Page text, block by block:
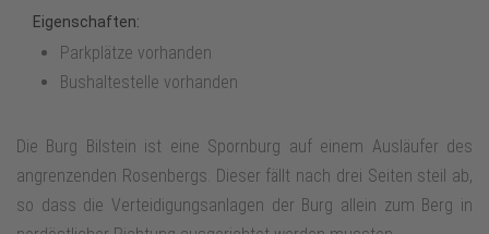
Eigenschaften:
Parkplätze vorhanden
Bushaltestelle vorhanden
Die Burg Bilstein ist eine Spornburg auf einem Ausläufer des
angrenzenden Rosenbergs. Dieser fällt nach drei Seiten steil ab,
so dass die Verteidigungsanlagen der Burg allein zum Berg in